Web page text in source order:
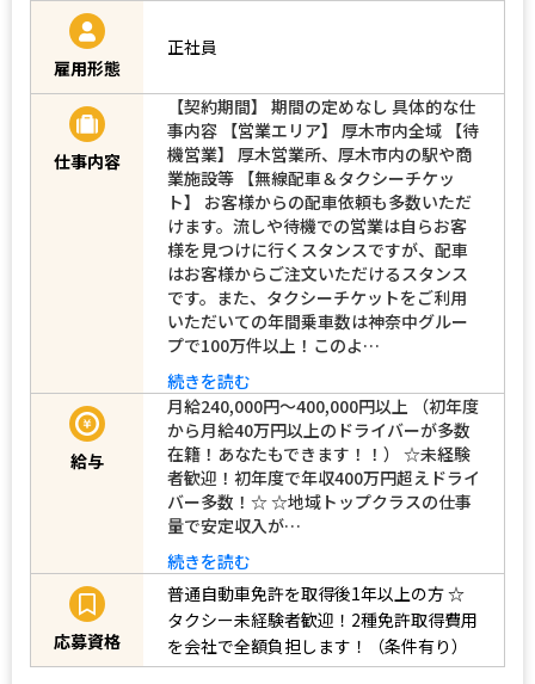
雇用形態
正社員
仕事内容
【契約期間】 期間の定めなし 具体的な仕
事内容 【営業エリア】 厚木市内全域 【待
機営業】 厚木営業所、厚木市内の駅や商
業施設等 【無線配車＆タクシーチケッ
ト】 お客様からの配車依頼も多数いただ
けます。流しや待機での営業は自らお客
様を見つけに行くスタンスですが、配車
はお客様からご注文いただけるスタンス
です。また、タクシーチケットをご利用
いただいての年間乗車数は神奈中グルー
プで100万件以上！このよ…
続きを読む
給与
月給240,000円～400,000円以上 （初年度
から月給40万円以上のドライバーが多数
在籍！あなたもできます！！） ☆未経験
者歓迎！初年度で年収400万円超えドライ
バー多数！☆ ☆地域トップクラスの仕事
量で安定収入が…
続きを読む
応募資格
普通自動車免許を取得後1年以上の方☆
タクシー未経験者歓迎！2種免許取得費用
を会社で全額負担します！（条件有り）